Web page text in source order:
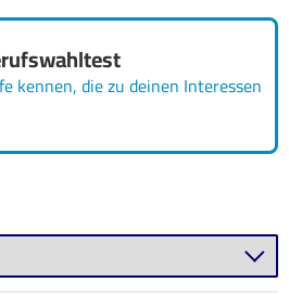
kennen, die zu deinen Interessen